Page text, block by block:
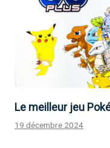
Le meilleur jeu
19 décembre 2024